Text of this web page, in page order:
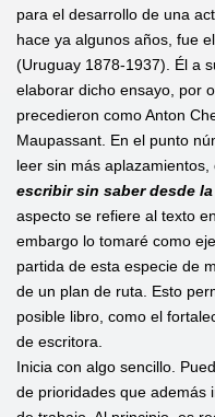
para el desarrollo de una
hace ya algunos años, fue
(Uruguay 1878-1937). Él a
elaborar dicho ensayo, por
precedieron como Anton
Maupassant. En el punto
leer sin más
escribir sin saber desde
aspecto se refiere al texto
embargo lo tomaré como
partida de esta especie de
de un plan de ruta. Esto
posible libro, como el
de escritora.
Inicia con algo sencillo.
de prioridades que además